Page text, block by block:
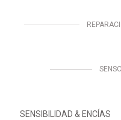
SENSIBILIDAD & ENCÍAS